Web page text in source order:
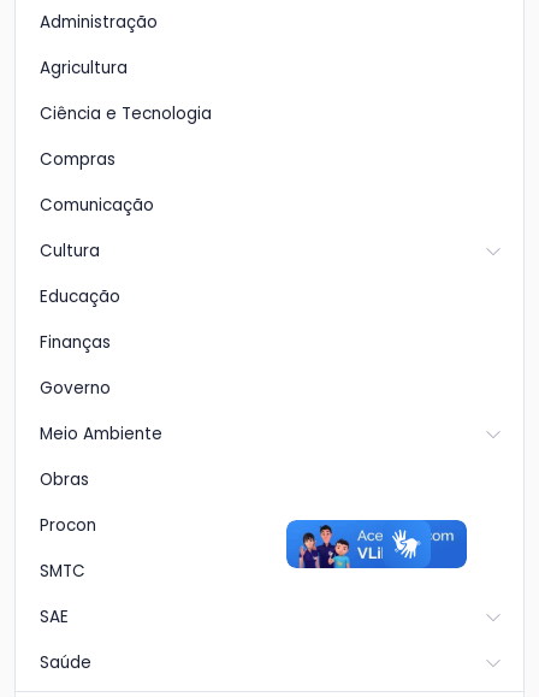
Administração
Agricultura
Ciência e Tecnologia
Compras
Comunicação
Cultura
Educação
Finanças
Governo
Meio Ambiente
Obras
Procon
SMTC
SAE
Saúde